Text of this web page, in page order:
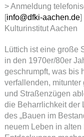
> Anmeldung
[info@dfki-aachen.de]
Kulturinstitut Aachen
Lüttich ist eine große
in den 1970er/80er
geschrumpft, was bis
verfallenden,
und Straßenzügen
die Beharrlichkeit der
des „Bauen im
neuem Leben in